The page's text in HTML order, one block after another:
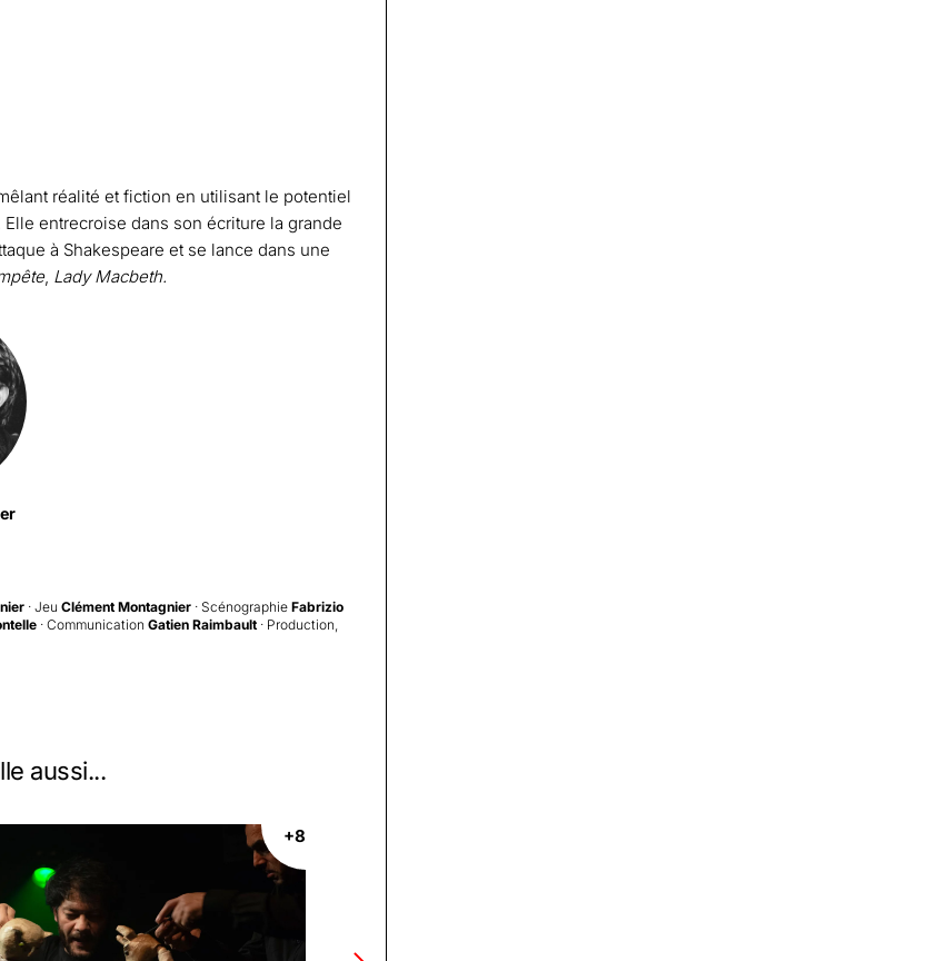
réalité et fiction en utilisant le potentiel
entrecroise dans son écriture la grande
à Shakespeare et se lance dans une
, Lady Macbeth.
· Jeu Clément Montagnier · Scénographie Fabrizio
· Communication Gatien Raimbault· Production,
aussi...
+8